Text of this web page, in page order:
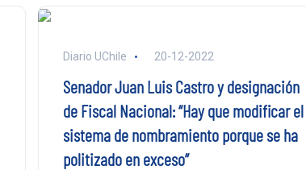
Diario UChile 20-12-2022
Senador Juan Luis Castro y designación
de Fiscal Nacional: “Hay que modificar el
sistema de nombramiento porque se ha
politizado en exceso”